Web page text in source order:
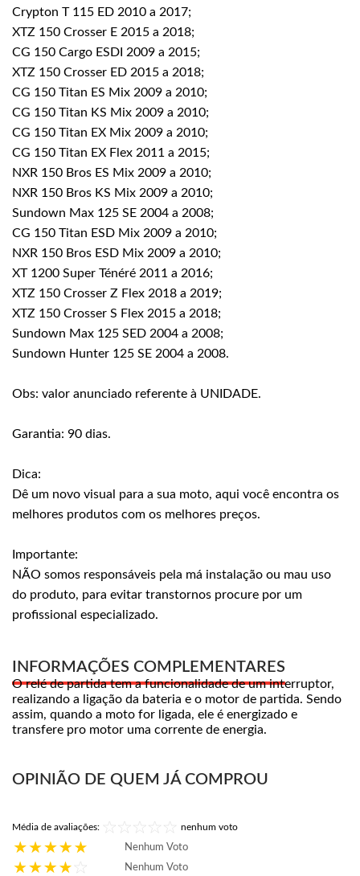
Crypton T 115 ED 2010 a 2017;
XTZ 150 Crosser E 2015 a 2018;
CG 150 Cargo ESDI 2009 a 2015;
XTZ 150 Crosser ED 2015 a 2018;
CG 150 Titan ES Mix 2009 a 2010;
CG 150 Titan KS Mix 2009 a 2010;
CG 150 Titan EX Mix 2009 a 2010;
CG 150 Titan EX Flex 2011 a 2015;
NXR 150 Bros ES Mix 2009 a 2010;
NXR 150 Bros KS Mix 2009 a 2010;
Sundown Max 125 SE 2004 a 2008;
CG 150 Titan ESD Mix 2009 a 2010;
NXR 150 Bros ESD Mix 2009 a 2010;
XT 1200 Super Ténéré 2011 a 2016;
XTZ 150 Crosser Z Flex 2018 a 2019;
XTZ 150 Crosser S Flex 2015 a 2018;
Sundown Max 125 SED 2004 a 2008;
Sundown Hunter 125 SE 2004 a 2008.
Obs: valor anunciado referente à UNIDADE.
Garantia: 90 dias.
Dica:
Dê um novo visual para a sua moto, aqui você encontra os
melhores produtos com os melhores preços.
Importante:
NÃO somos responsáveis pela má instalação ou mau uso
do produto, para evitar transtornos procure por um
profissional especializado.
INFORMAÇÕES COMPLEMENTARES
O relé de partida tem a funcionalidade de um interruptor,
realizando a ligação da bateria e o motor de partida. Sendo
assim, quando a moto for ligada, ele é energizado e
transfere pro motor uma corrente de energia.
OPINIÃO DE QUEM JÁ COMPROU
Média de avaliações: nenhum voto
Nenhum Voto
Nenhum Voto